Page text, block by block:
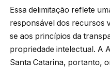
Essa delimitação reflete
responsável dos recursos
se aos princípios da
propriedade intelectual. A
Santa Catarina, portanto,